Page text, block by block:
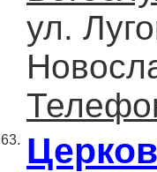
ул.
63.